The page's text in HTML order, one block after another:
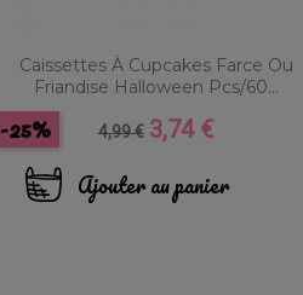
Caissettes À Cupcakes Farce Ou
Friandise Halloween Pcs/60...
Prix
base
4,99 €
-25% Prix
3,74 €
Ajouter au panier